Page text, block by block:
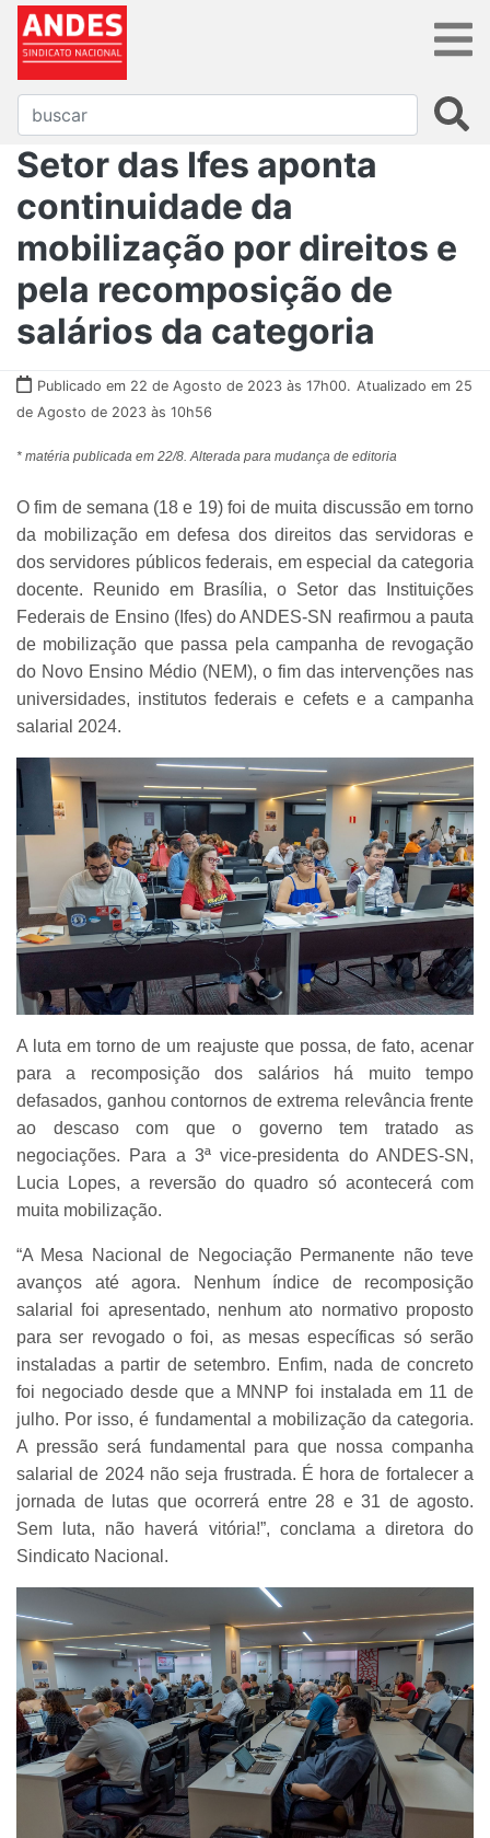
Setor das Ifes aponta
continuidade da
mobilização por direitos e
pela recomposição de
salários da categoria
Publicado em 22 de Agosto de 2023 às 17h00. Atualizado em 25
de Agosto de 2023 às 10h56
* matéria publicada em 22/8. Alterada para mudança de editoria
O fim de semana (18 e 19) foi de muita discussão em torno
da mobilização em defesa dos direitos das servidoras e
dos servidores públicos federais, em especial da categoria
docente. Reunido em Brasília, o Setor das Instituições
Federais de Ensino (Ifes) do ANDES-SN reafirmou a pauta
de mobilização que passa pela campanha de revogação
do Novo Ensino Médio (NEM), o fim das intervenções nas
universidades, institutos federais e cefets e a campanha
salarial 2024.
A luta em torno de um reajuste que possa, de fato, acenar
para a recomposição dos salários há muito tempo
defasados, ganhou contornos de extrema relevância frente
ao descaso com que o governo tem tratado as
negociações. Para a 3ª vice-presidenta do ANDES-SN,
Lucia Lopes, a reversão do quadro só acontecerá com
muita mobilização.
“A Mesa Nacional de Negociação Permanente não teve
avanços até agora. Nenhum índice de recomposição
salarial foi apresentado, nenhum ato normativo proposto
para ser revogado o foi, as mesas específicas só serão
instaladas a partir de setembro. Enfim, nada de concreto
foi negociado desde que a MNNP foi instalada em 11 de
julho. Por isso, é fundamental a mobilização da categoria.
A pressão será fundamental para que nossa companha
salarial de 2024 não seja frustrada. É hora de fortalecer a
jornada de lutas que ocorrerá entre 28 e 31 de agosto.
Sem luta, não haverá vitória!”, conclama a diretora do
Sindicato Nacional.